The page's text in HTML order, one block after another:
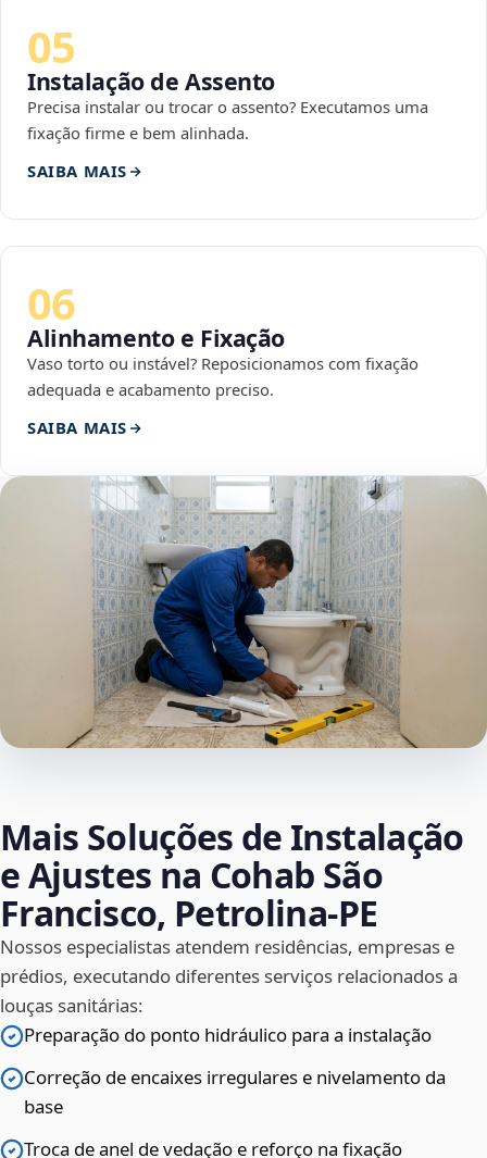
05
Instalação de Assento
Precisa instalar ou trocar o assento? Executamos uma
fixação firme e bem alinhada.
SAIBA MAIS
06
Alinhamento e Fixação
Vaso torto ou instável? Reposicionamos com fixação
adequada e acabamento preciso.
SAIBA MAIS
Mais Soluções de Instalação
e Ajustes na Cohab São
Francisco, Petrolina‑PE
Nossos especialistas atendem residências, empresas e
prédios, executando diferentes serviços relacionados a
louças sanitárias:
Preparação do ponto hidráulico para a instalação
Correção de encaixes irregulares e nivelamento da
base
Troca de anel de vedação e reforço na fixação